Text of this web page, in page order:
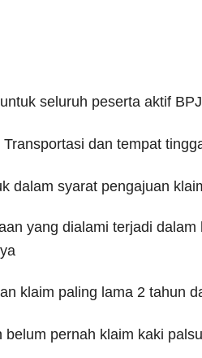
seluruh peserta aktif
Transportasi dan tempat
dalam syarat pengajuan
yang dialami terjadi
klaim paling lama 2 tahun
belum pernah klaim kaki